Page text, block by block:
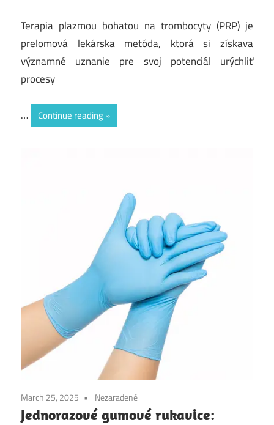
Terapia plazmou bohatou na trombocyty (PRP) je
prelomová lekárska metóda, ktorá si získava
významné uznanie pre svoj potenciál urýchliť
procesy
… Continue reading
March 25, 2025 Nezaradené
Jednorazové gumové rukavice: